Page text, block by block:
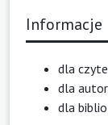
Informacje
dla
dla
dla